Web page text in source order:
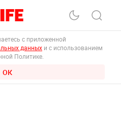
с приложенной
данных и с использованием
Политике.
ОК